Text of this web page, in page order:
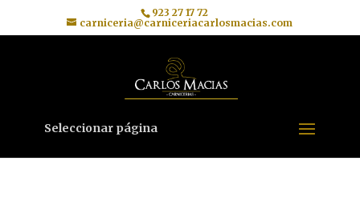
923 27 17 72
carniceria@carniceriacarlosmacias.com
Seleccionar página